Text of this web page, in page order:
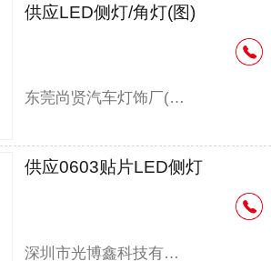
供应LED侧灯/角灯(图)
东莞尚贤汽车灯饰厂(业务部)
供应0603贴片LED侧灯
深圳市光博鑫科技有限公司